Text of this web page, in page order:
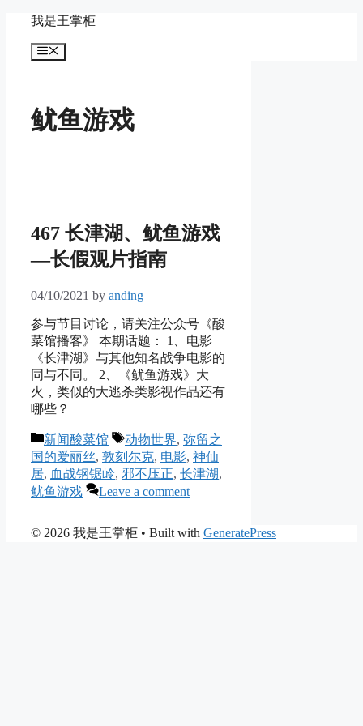
content
我是王掌柜
Menu
鱿鱼游戏
467 长津湖、鱿鱼游戏
—长假观片指南
04/10/2021 by anding
参与节目讨论，请关注公众号《酸
菜馆播客》 本期话题： 1、电影
《长津湖》与其他知名战争电影的
同与不同。 2、《鱿鱼游戏》大
火，类似的大逃杀类影视作品还有
哪些？
Categories
新闻酸菜馆 Tags
动物世界, 弥留之
国的爱丽丝, 敦刻尔克, 电影, 神仙
居, 血战钢锯岭, 邪不压正, 长津湖,
鱿鱼游戏
Leave a comment
© 2026 我是王掌柜 • Built with GeneratePress